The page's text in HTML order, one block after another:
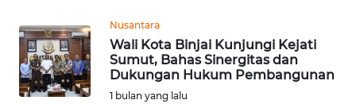
Nusantara
Wali Kota Binjai Kunjungi Kejati
Sumut, Bahas Sinergitas dan
Dukungan Hukum Pembangunan
1 bulan yang lalu
SUMBAR
WN
SUMSEL